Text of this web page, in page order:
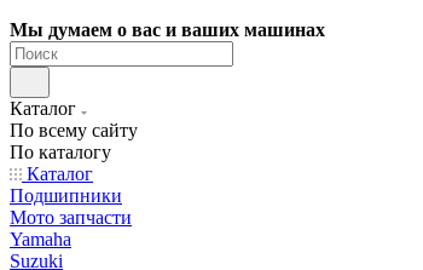
Мы думаем о вас и ваших машинах
Каталог
По всему сайту
По каталогу
Каталог
Подшипники
Мото запчасти
Yamaha
Suzuki